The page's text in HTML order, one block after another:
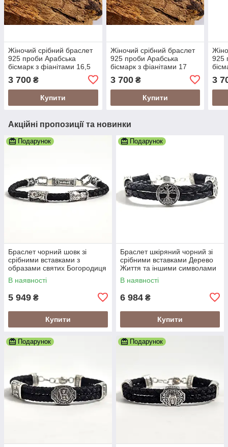
Жіночий срібний браслет
925 проби Арабська
бісмарк з фіанітами 16,5
3 700 ₴
Купити
Жіночий срібний браслет
925 проби Арабська
бісмарк з фіанітами 17
3 700₴
Купити
925
3
Акційні пропозиції та новинки
Подарунок
Браслет чорний шовк зі
срібними вставками з
образами святих Богородиця
та Спаситель
В наявності
5 949 ₴
Купити
Подарунок
Браслет шкіряний чорний зі
срібними вставками Дерево
Життя та іншими символами
В наявності
6 984 ₴
Купити
Подарунок Подарунок